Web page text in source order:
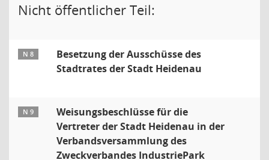
Nicht öffentlicher Teil:
N 8
Besetzung der Ausschüsse des
Stadtrates der Stadt Heidenau
N 9
Weisungsbeschlüsse für die
Vertreter der Stadt Heidenau in der
Verbandsversammlung des
Zweckverbandes IndustriePark